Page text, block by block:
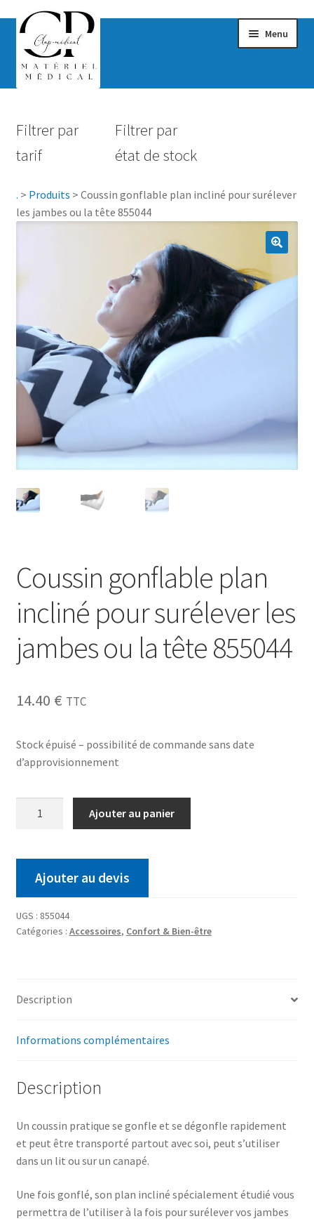
Menu
Hygiène
Accessoires Salle de bain
Vêtements & Chaussures
Sécurité
Pro.
0.00 €
Filtrer par
tarif
Filtrer par
état de stock
. > Produits > Coussin gonflable plan incliné pour surélever
les jambes ou la tête 855044
Coussin gonflable plan
incliné pour surélever les
jambes ou la tête 855044
14.40 € TTC
Stock épuisé – possibilité de commande sans date
d’approvisionnement
Ajouter au panier
Ajouter au devis
UGS : 855044
Catégories : Accessoires, Confort & Bien-être
Description
Informations complémentaires
Description
Un coussin pratique se gonfle et se dégonfle rapidement
et peut être transporté partout avec soi, peut s’utiliser
dans un lit ou sur un canapé.
Une fois gonflé, son plan incliné spécialement étudié vous
permettra de l’utiliser à la fois pour surélever vos jambes